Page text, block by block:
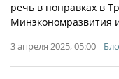
речь в поправках в
Минэкономразвития
3 апреля 2025, 05:00